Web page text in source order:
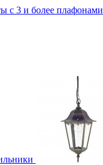
с 3 и более плафонами